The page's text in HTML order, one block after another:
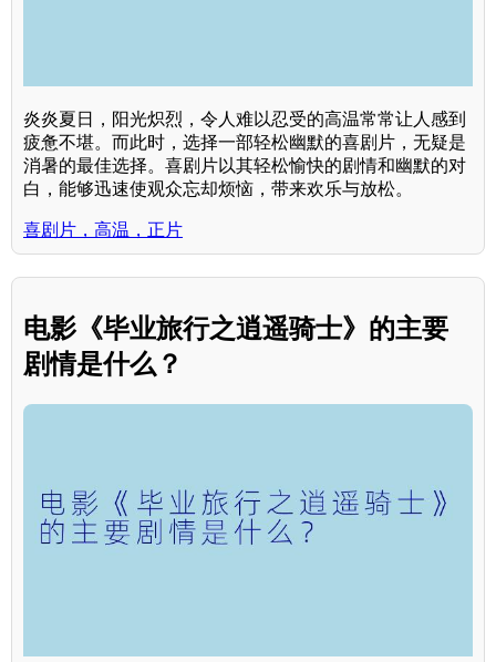
炎炎夏日，阳光炽烈，令人难以忍受的高温常常让人感到
疲惫不堪。而此时，选择一部轻松幽默的喜剧片，无疑是
消暑的最佳选择。喜剧片以其轻松愉快的剧情和幽默的对
白，能够迅速使观众忘却烦恼，带来欢乐与放松。
喜剧片，高温，正片
电影《毕业旅行之逍遥骑士》的主要
剧情是什么？